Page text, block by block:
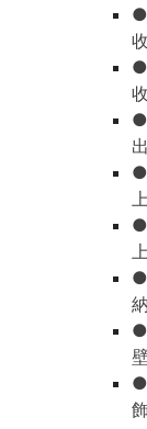
●
●
●
●
●
●
●
●